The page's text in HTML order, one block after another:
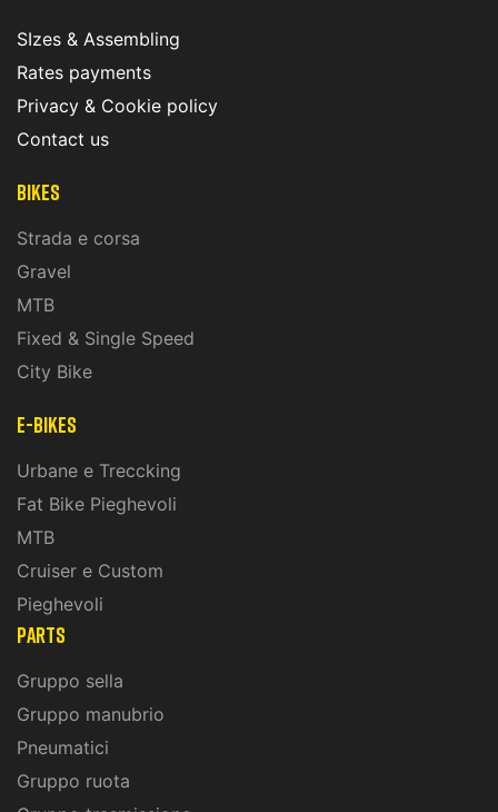
SIzes & Assembling
Rates payments
Privacy & Cookie policy
Contact us
Bikes
Strada e corsa
Gravel
MTB
Fixed & Single Speed
City Bike
E-Bikes
Urbane e Treccking
Fat Bike Pieghevoli
MTB
Cruiser e Custom
Pieghevoli
PARTS
Gruppo sella
Gruppo manubrio
Pneumatici
Gruppo ruota